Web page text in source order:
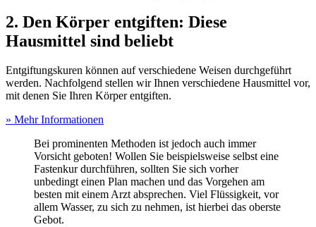
2. Den Körper entgiften: Diese
Hausmittel sind beliebt
Entgiftungskuren können auf verschiedene Weisen durchgeführt
werden. Nachfolgend stellen wir Ihnen verschiedene Hausmittel vor,
mit denen Sie Ihren Körper entgiften.
» Mehr Informationen
Bei prominenten Methoden ist jedoch auch immer
Vorsicht geboten! Wollen Sie beispielsweise selbst eine
Fastenkur durchführen, sollten Sie sich vorher
unbedingt einen Plan machen und das Vorgehen am
besten mit einem Arzt absprechen. Viel Flüssigkeit, vor
allem Wasser, zu sich zu nehmen, ist hierbei das oberste
Gebot.